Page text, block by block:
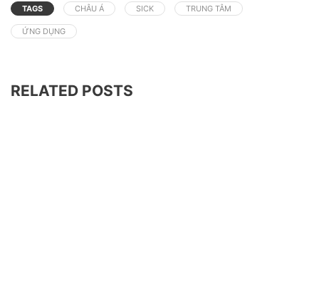
TAGS CHÂU Á SICK TRUNG TÂM
ỨNG DỤNG
RELATED POSTS